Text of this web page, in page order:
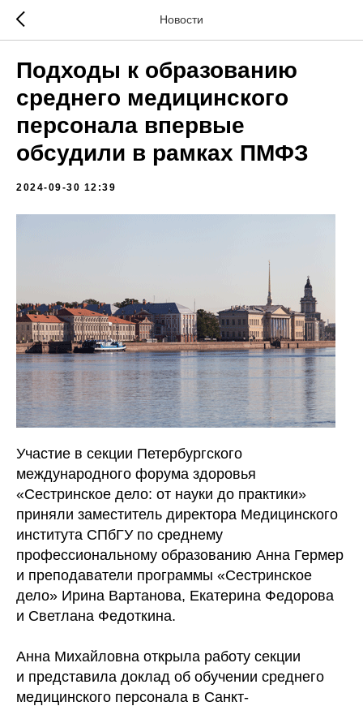
Новости
Подходы к образованию
среднего медицинского
персонала впервые
обсудили в рамках ПМФЗ
2024-09-30 12:39
Участие в секции Петербургского
международного форума здоровья
«Сестринское дело: от науки до практики»
приняли заместитель директора Медицинского
института СПбГУ по среднему
профессиональному образованию Анна Гермер
и преподаватели программы «Сестринское
дело» Ирина Вартанова, Екатерина Федорова
и Светлана Федоткина.
Анна Михайловна открыла работу секции
и представила доклад об обучении среднего
медицинского персонала в Санкт-